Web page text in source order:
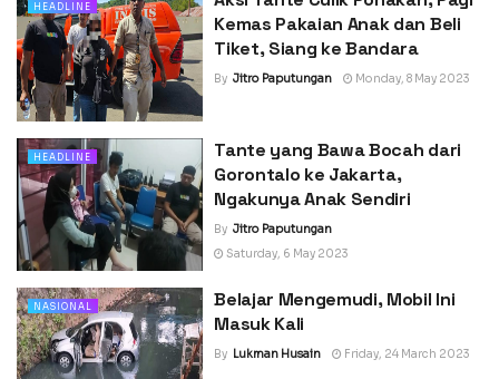
HEADLINE
Kemas Pakaian Anak dan Beli
Tiket, Siang ke Bandara
By Jitro Paputungan Monday, 8 May 2023
HEADLINE
Tante yang Bawa Bocah dari
Gorontalo ke Jakarta,
Ngakunya Anak Sendiri
By Jitro Paputungan
Saturday, 6 May 2023
NASIONAL
Belajar Mengemudi, Mobil Ini
Masuk Kali
By Lukman Husain Friday, 24 March 2023